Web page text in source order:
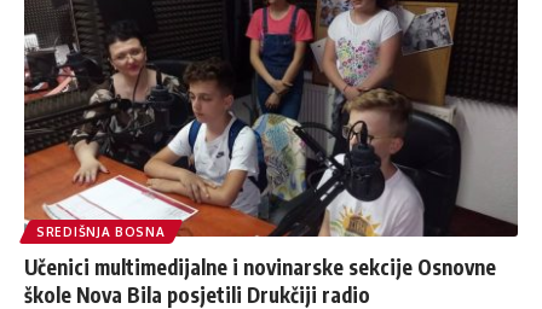
SREDIŠNJA BOSNA
Učenici multimedijalne i novinarske sekcije Osnovne
škole Nova Bila posjetili Drukčiji radio